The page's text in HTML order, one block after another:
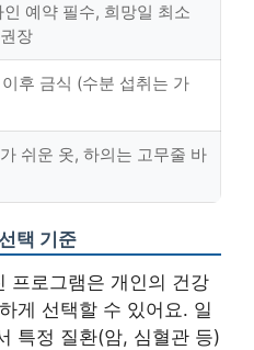
예약 필수, 희망일 최소
장
후 금식 (수분 섭취는 가
쉬운 옷, 하의는 고무줄 바
택 기준
프로그램은 개인의 건강
게 선택할 수 있어요. 일
특정 질환(암, 심혈관 등)